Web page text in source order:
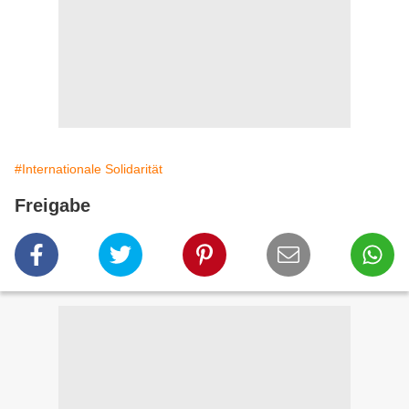
#Internationale Solidarität
Freigabe